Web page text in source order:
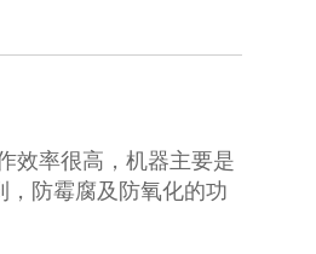
效率很高，机器主要是
防霉腐及防氧化的功